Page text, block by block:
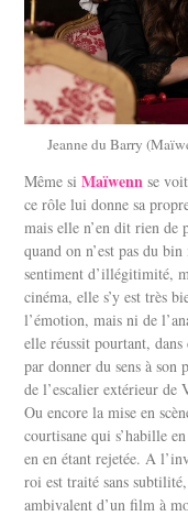
Jeanne du Barry
Même siMaïwenn se
ce rôle lui donne sa
mais elle n’en dit rien de
quand on n’est pas du
sentiment d’illégitimité,
cinéma, elle s’y est très
l’émotion, mais ni de
elle réussit pourtant,
par donner du sens à son
de l’escalier extérieur de
Ou encore la mise en
courtisane qui s’habille
en en étant rejetée. A
roi est traité sans
ambivalent d’un film à